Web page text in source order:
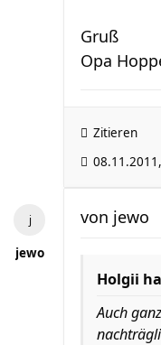
Gruß
Opa
Zitieren
jewo
von jewo
Holgii
Auch